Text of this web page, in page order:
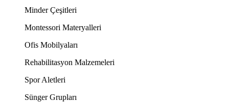
Minder Çeşitleri
Montessori Materyalleri
Ofis Mobilyaları
Rehabilitasyon Malzemeleri
Spor Aletleri
Sünger Grupları